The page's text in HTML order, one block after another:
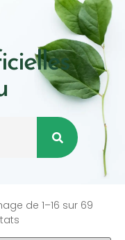
de 1–16 sur 69